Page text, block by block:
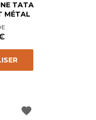
TATA
MÉTAL
favorite